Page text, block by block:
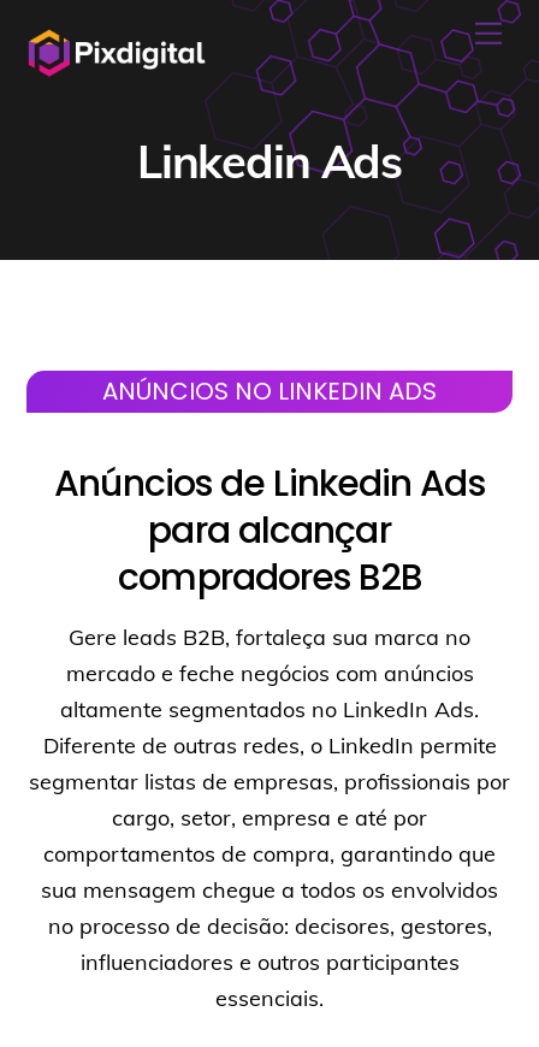
content
Linkedin Ads
ANÚNCIOS NO LINKEDIN ADS
Anúncios de Linkedin Ads
para alcançar
compradores B2B
Gere leads B2B, fortaleça sua marca no
mercado e feche negócios com anúncios
altamente segmentados no LinkedIn Ads.
Diferente de outras redes, o LinkedIn permite
segmentar listas de empresas, profissionais por
cargo, setor, empresa e até por
comportamentos de compra, garantindo que
sua mensagem chegue a todos os envolvidos
no processo de decisão: decisores, gestores,
influenciadores e outros participantes
essenciais.